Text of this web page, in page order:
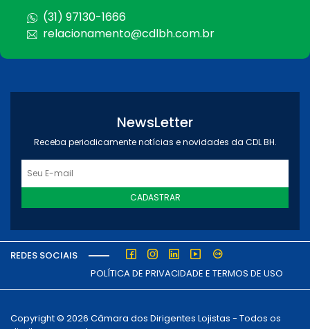
(31) 97130-1666
relacionamento@cdlbh.com.br
NewsLetter
Receba periodicamente notícias e novidades da CDL BH.
CADASTRAR
REDES SOCIAIS
POLÍTICA DE PRIVACIDADE E TERMOS DE USO
Copyright © 2026 Câmara dos Dirigentes Lojistas - Todos os